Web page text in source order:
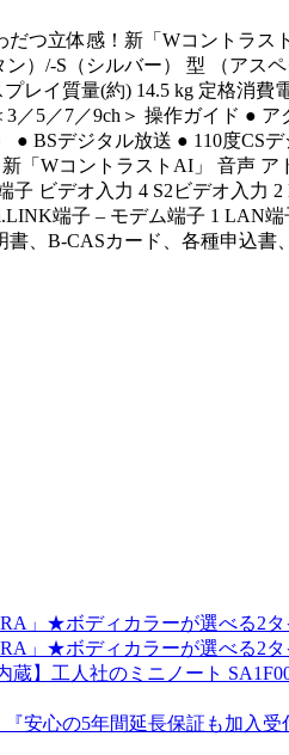
つ立体感！新「Wコントラ
）/-S（シルバー） 型 （アス
イ質量(約) 14.5 kg 定格消費
5／7／9ch＞ 操作ガイド ●
BSデジタル放送 ● 110度CS
「WコントラストAI」 音声
子 ビデオ入力 4 S2ビデオ入力
端子 – モデム端子 1 LAN端
、B-CASカード、各種申込
」★ボディカラーが選べる2
」★ボディカラーが選べる2
蔵】工人社のミニノート
安心の5年間延長保証も加入受